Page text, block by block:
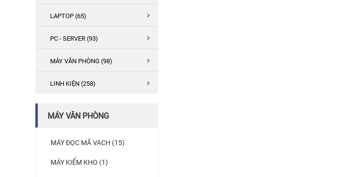
LAPTOP (65)
PC - SERVER (93)
MÁY VĂN PHÒNG (98)
LINH KIỆN (258)
MÁY VĂN PHÒNG
MÁY ĐỌC MÃ VẠCH (15)
MÁY KIỂM KHO (1)